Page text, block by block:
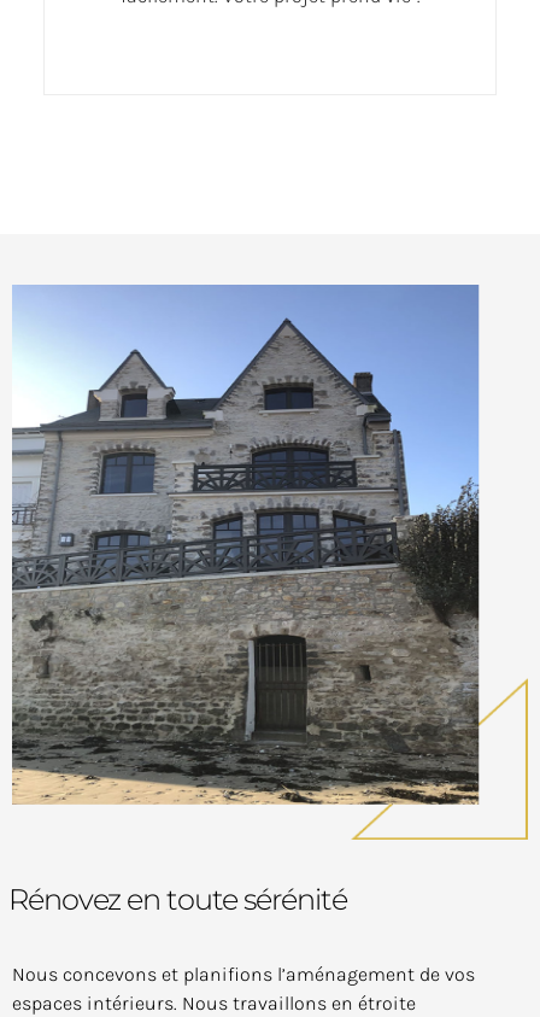
Rénovez en toute sérénité
Nous concevons et planifions l’aménagement de vos
espaces intérieurs. Nous travaillons en étroite